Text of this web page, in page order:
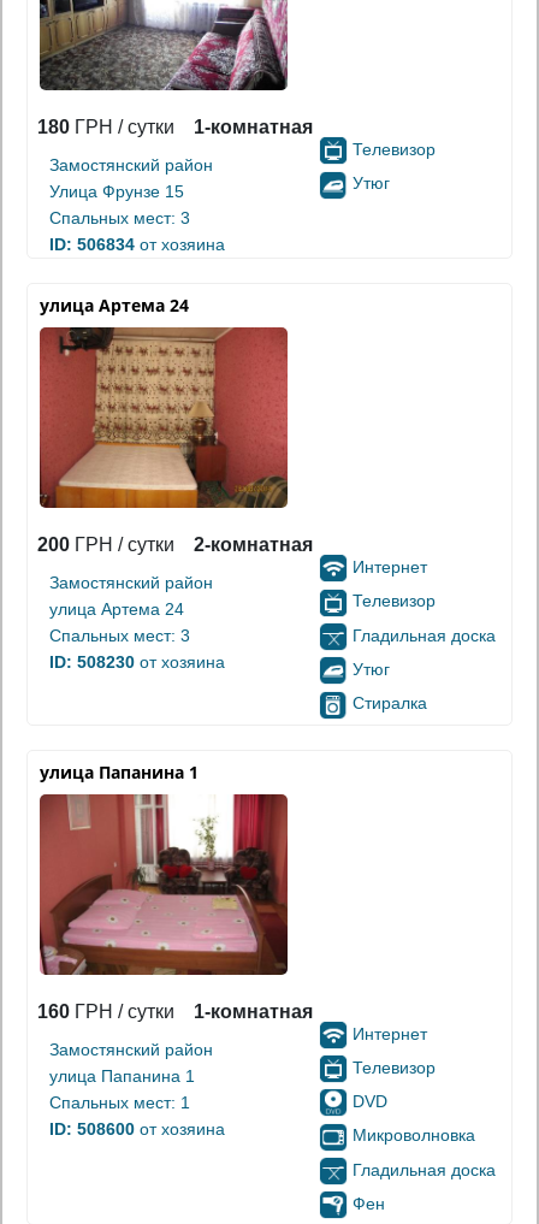
180 ГРН / сутки 1-комнатная
Замостянский район
Улица Фрунзе 15
Спальных мест: 3
ID: 506834 от хозяина
Телевизор
Утюг
улица Артема 24
200 ГРН / сутки 2-комнатная
Замостянский район
улица Артема 24
Спальных мест: 3
ID: 508230 от хозяина
Интернет
Телевизор
Гладильная доска
Утюг
Стиралка
улица Папанина 1
160 ГРН / сутки 1-комнатная
Замостянский район
улица Папанина 1
Спальных мест: 1
ID: 508600 от хозяина
Интернет
Телевизор
DVD
Микроволновка
Гладильная доска
Фен